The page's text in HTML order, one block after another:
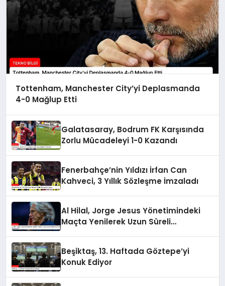
Tottenham, Manchester City’yi Deplasmanda
4-0 Mağlup Etti
Galatasaray, Bodrum FK Karşısında
Zorlu Mücadeleyi 1-0 Kazandı
Fenerbahçe’nin Yıldızı İrfan Can
Kahveci, 3 Yıllık Sözleşme İmzaladı
Al Hilal, Jorge Jesus Yönetimindeki
Maçta Yenilerek Uzun Süreli
Beşiktaş, 13. Haftada Göztepe’yi
Konuk Ediyor